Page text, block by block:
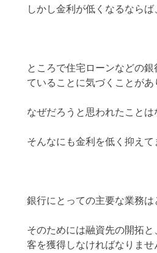
しかし金利が低くなるなら
ところで住宅ローンなどの
ていることに気づくことがあ
なぜだろうと思われたことは
そんなにも金利を低く抑えて
銀行にとっての主要な業務
そのためには融資先の開拓
客を獲得しなければなりませ